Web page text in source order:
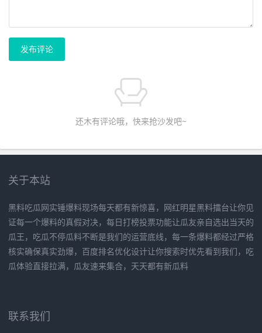
发布评论
还木有评论哦，快来抢沙发吧~
关于本站
黑料吃瓜网实锤爆料现场每天都有新惊喜，网红明星黑料擂台让你见
证每一个爆料的真假对决，每日打榜投票功能让瓜友亲自选出当天的
瓜王，吃瓜不停瓜料不断是我们的运营底线，每一条爆料都经过严格
核实确保真实劲爆，百度排名优化设计让你搜索时优先看到我们，吃
瓜体验直接拉满，瓜友速来集合，天天都有新瓜料
联系我们